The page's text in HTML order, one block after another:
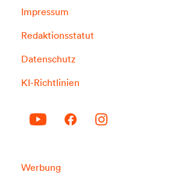
Impressum
Redaktionsstatut
Datenschutz
KI-Richtlinien
Werbung